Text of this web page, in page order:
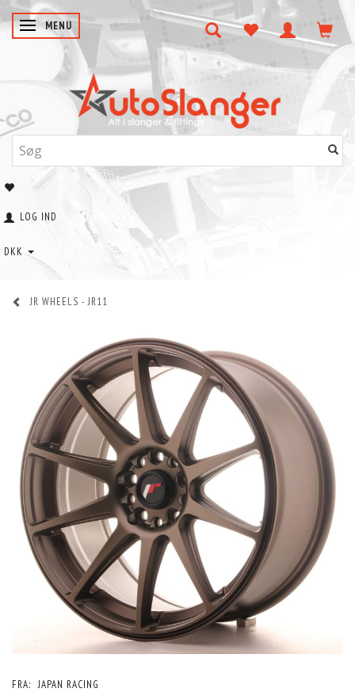
SKIFTE NAVIGATION
MENU
LOG IND
DKK
JR WHEELS - JR11
FRA: JAPAN RACING